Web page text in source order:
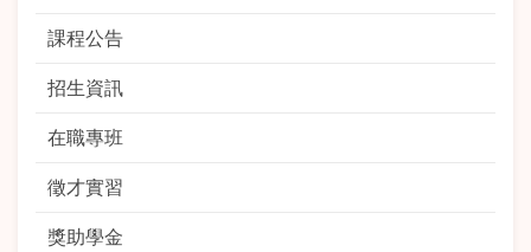
課程公告
招生資訊
在職專班
徵才實習
獎助學金